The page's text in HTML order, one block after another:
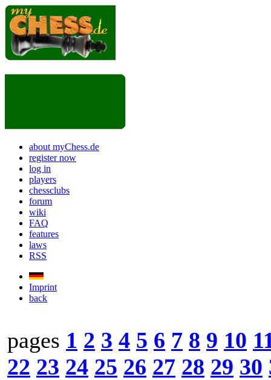
about myChess.de
register now
log in
players
chessclubs
forum
wiki
FAQ
features
laws
RSS
Imprint
back
pages 1 2 3 4 5 6 7 8 9 10
22 23 24 25 26 27 28 29 30